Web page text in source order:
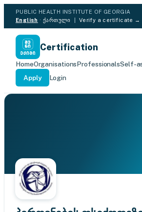
PUBLIC HEALTH INSTITUTE OF GEORGIA
English ·ქართული Verify a certificate →
Certification
HomeOrganisationsProfessionalsSelf-
Apply
Login